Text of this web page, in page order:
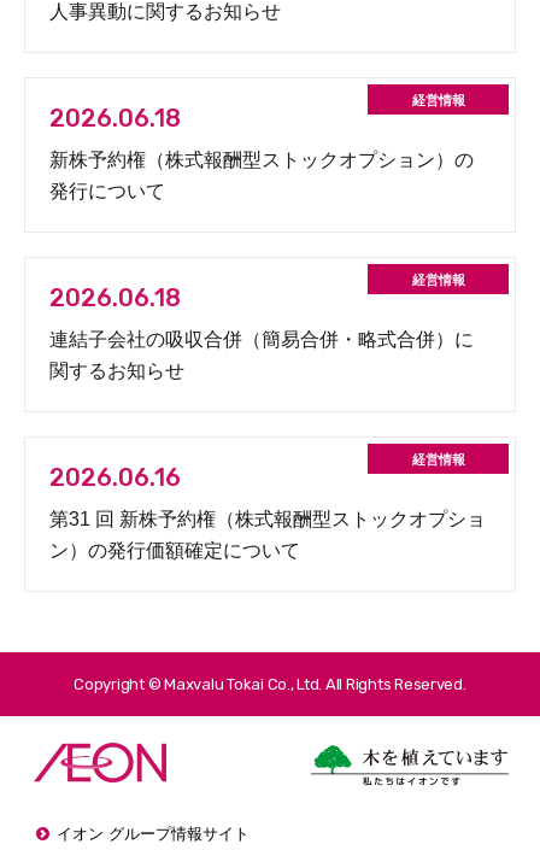
人事異動に関するお知らせ
2026.06.18
新株予約権（株式報酬型ストックオプション）の
発行について
2026.06.18
連結子会社の吸収合併（簡易合併・略式合併）に
関するお知らせ
2026.06.16
第31 回 新株予約権（株式報酬型ストックオプショ
ン）の発行価額確定について
Copyright © Maxvalu Tokai Co., Ltd. All Rights Reserved.
イオン グループ情報サイト